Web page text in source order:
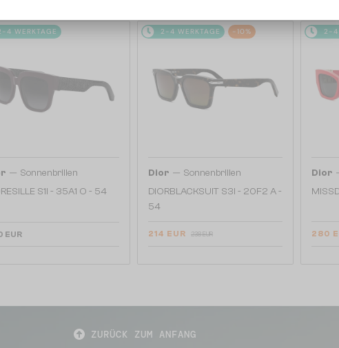
4 WERKTAGE
— Sonnenbrillen
S1I - 35A1 O - 54
EUR
2-4 WERKTAGE -10%
Dior — Sonnenbrillen
DIORBLACKSUIT S3I - 20F2 A -
54
214 EUR 238 EUR
2-4
Dior
280
ZURÜCK ZUM ANFANG